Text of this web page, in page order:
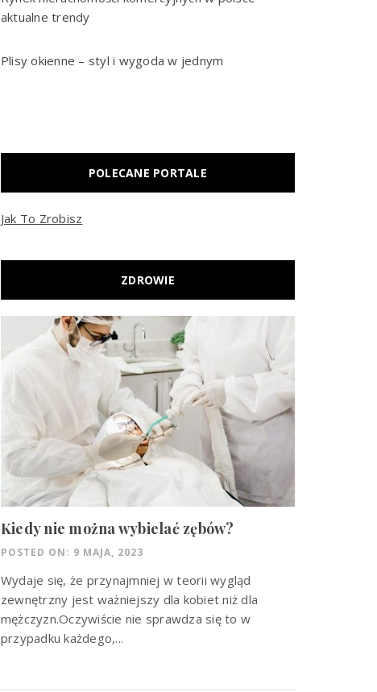
aktualne trendy
Plisy okienne – styl i wygoda w jednym
POLECANE PORTALE
Jak To Zrobisz
ZDROWIE
Kiedy nie można wybielać zębów?
POSTED ON: 9 MAJA, 2023
Wydaje się, że przynajmniej w teorii wygląd
zewnętrzny jest ważniejszy dla kobiet niż dla
mężczyzn.Oczywiście nie sprawdza się to w
przypadku każdego,...